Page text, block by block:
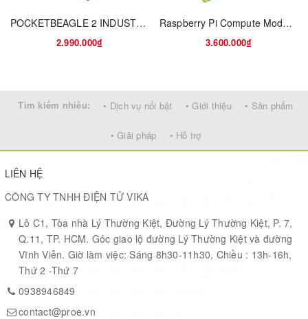
Specifications
BPU
CPU 6 × Arm Cortex-A78AE@1.5GHz
MCU 4 × Arm Cortex-R52+@1.2GHz
POCKETBEAGLE 2 INDUSTRIAL
2.990.000₫
Raspberry Pi Compute Module 4, with 2GB RAM, 32GB eMMC, BCM2711, ARM Cortex-A72
3.600.000₫
Tìm kiếm nhiều: • Dịch vụ nổi bật • Giới thiệu • Sản phẩm
• Giải pháp • Hỗ trợ
LIÊN HỆ
CÔNG TY TNHH ĐIỆN TỬ VIKA
Lô C1, Tòa nhà Lý Thường Kiệt, Đường Lý Thường Kiệt, P. 7,
Q.11, TP. HCM. Góc giao lộ đường Lý Thường Kiệt và đường
Vĩnh Viễn. Giờ làm việc: Sáng 8h30-11h30, Chiều : 13h-16h,
Thứ 2 -Thứ 7
0938946849
contact@proe.vn